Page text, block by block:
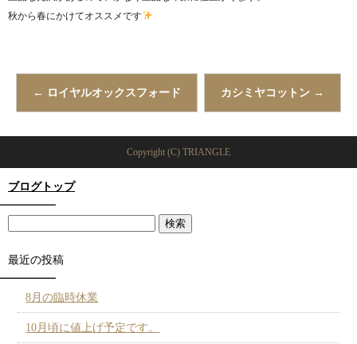
秋から春にかけてオススメです
← ロイヤルオックスフォード カシミヤコットン →
Copyright (C) TRIANGLE
ブログトップ
最近の投稿
8月の臨時休業
10月頃に値上げ予定です。